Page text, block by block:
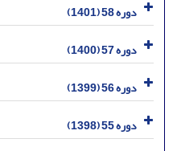
دوره 58 (1401)
دوره 57 (1400)
دوره 56 (1399)
دوره 55 (1398)